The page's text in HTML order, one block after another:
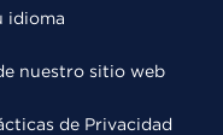
idioma
nuestro sitio web
de Privacidad